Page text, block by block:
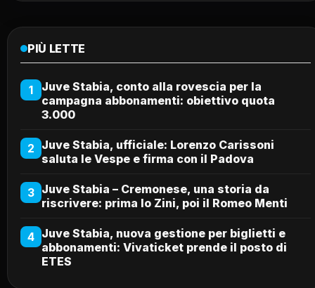
PIÙ LETTE
1
Juve Stabia, conto alla rovescia per la
campagna abbonamenti: obiettivo quota
3.000
2 Juve Stabia, ufficiale: Lorenzo Carissoni
saluta le Vespe e firma con il Padova
3 Juve Stabia – Cremonese, una storia da
riscrivere: prima lo Zini, poi il Romeo Menti
4 Juve Stabia, nuova gestione per biglietti e
abbonamenti: Vivaticket prende il posto di
ETES